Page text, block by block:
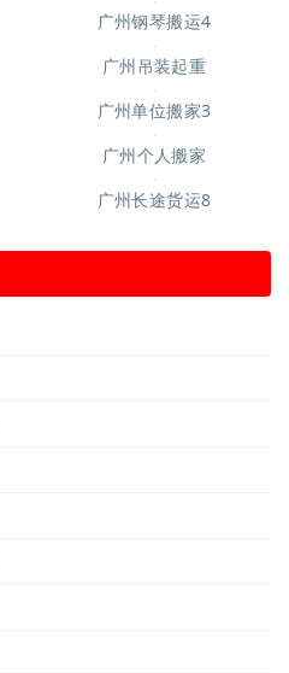
广州钢琴搬运4
广州吊装起重
广州单位搬家3
广州个人搬家
广州长途货运8